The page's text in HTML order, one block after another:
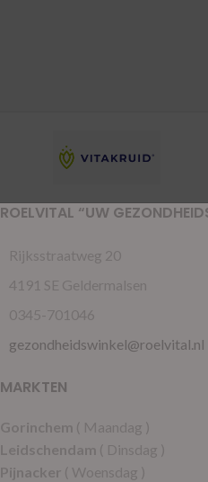
ROELVITAL “UW
Rijksstraatweg 20
4191 SE Geldermalsen
0345-701046
gezondheidswinkel@roelvital.nl
MARKTEN
Gorinchem ( Maandag )
Leidschendam ( Dinsdag )
Pijnacker ( Woensdag )